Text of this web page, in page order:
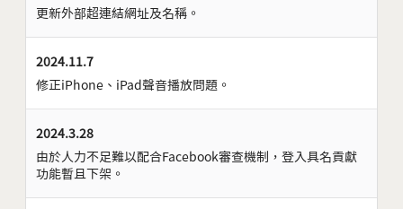
更新外部超連結網址及名稱。
2024.11.7
修正iPhone、iPad聲音播放問題。
2024.3.28
由於人力不足難以配合Facebook審查機制，登入具名貢獻
功能暫且下架。